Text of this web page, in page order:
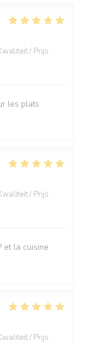
/ Prijs :
les plats
/ Prijs :
et la cuisine
/ Prijs :